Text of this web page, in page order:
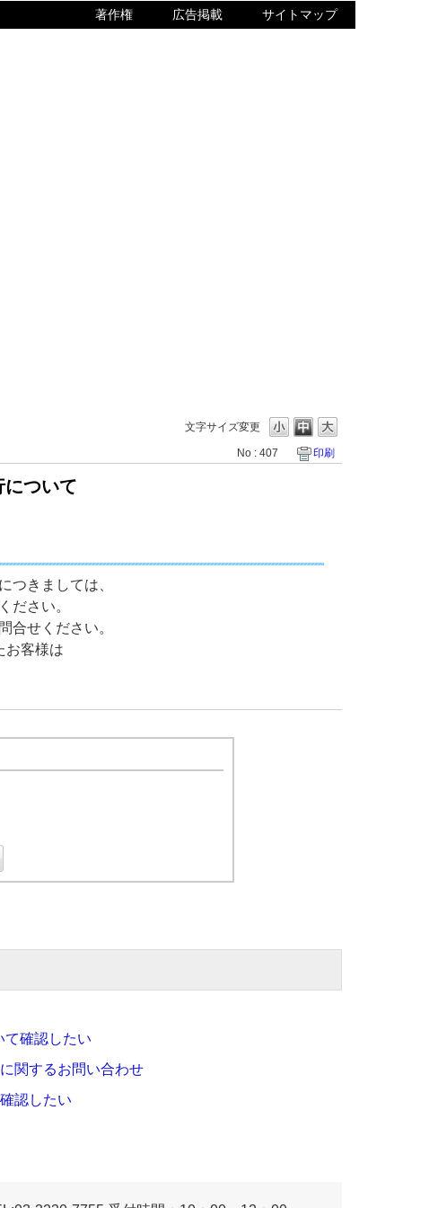
著作権 広告掲載 サイトマップ
文字サイズ変更
No : 407 印刷
ついて
つきましては、
ださい。
合せください。
お客様は
て確認したい
関するお問い合わせ
認したい